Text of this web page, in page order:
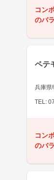
コン
のバ
ペテ
兵庫県
TEL:
コン
のバ